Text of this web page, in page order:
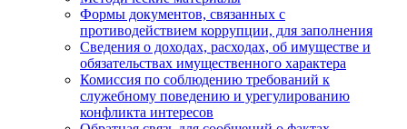
Формы документов, связанных с
противодействием коррупции, для заполнения
Сведения о доходах, расходах, об имуществе и
обязательствах имущественного характера
Комиссия по соблюдению требований к
служебному поведению и урегулированию
конфликта интересов